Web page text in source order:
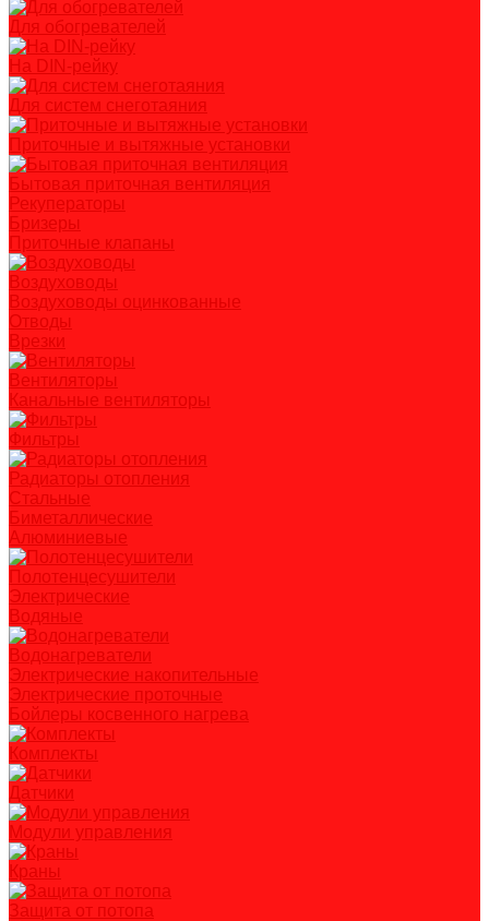
Для обогревателей
На DIN-рейку
Для систем снеготаяния
Приточные и вытяжные установки
Бытовая приточная вентиляция
Рекуператоры
Бризеры
Приточные клапаны
Воздуховоды
Воздуховоды оцинкованные
Отводы
Врезки
Вентиляторы
Канальные вентиляторы
Фильтры
Радиаторы отопления
Стальные
Биметаллические
Алюминиевые
Полотенцесушители
Электрические
Водяные
Водонагреватели
Электрические накопительные
Электрические проточные
Бойлеры косвенного нагрева
Комплекты
Датчики
Модули управления
Краны
Защита от потопа